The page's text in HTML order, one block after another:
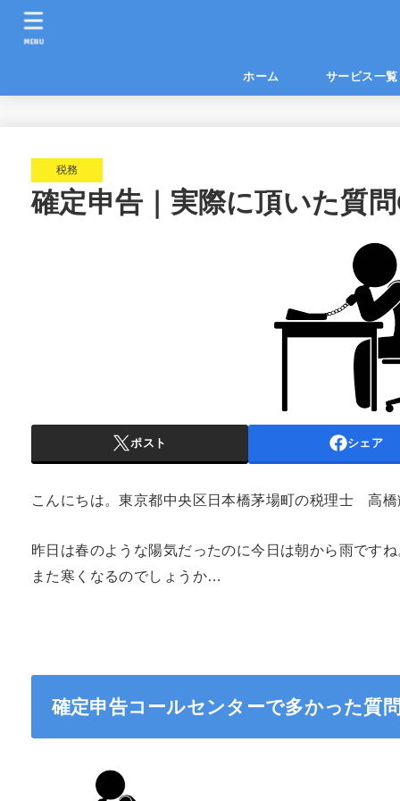
ホーム サービス
MENU
税務
確定申告｜実際に頂いた質
ポスト シェア
こんにちは。東京都中央区日本橋茅場町の税理士 高橋
昨日は春のような陽気だったのに今日は朝から雨です
また寒くなるのでしょうか…
確定申告コールセンターで多かった質